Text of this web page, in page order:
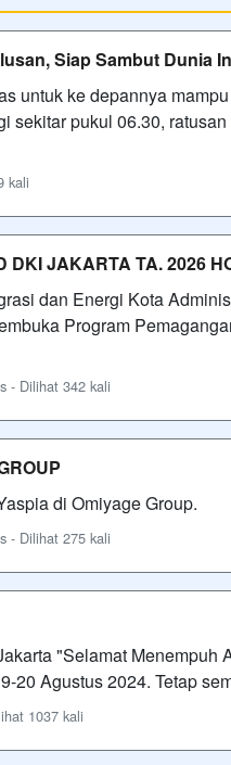
Siap Sambut Dunia
untuk ke depannya
sekitar pukul 06.30,
kali
DKI JAKARTA TA. 2026
dan Energi Kota
Program
- Dilihat 342 kali
di Omiyage Group.
- Dilihat 275 kali
"Selamat Menempuh
20 Agustus 2024. Tetap
1037 kali